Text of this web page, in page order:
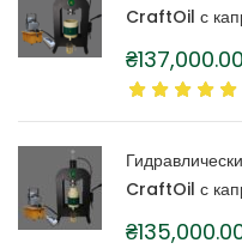
CraftOil с
₴137,000.00
CraftOil с
₴